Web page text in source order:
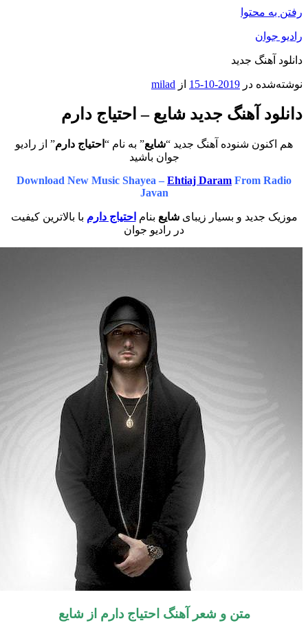
جدید
در 2019-10-15 ازmilad
آهنگ جدید شایع – احتیاج دارم
شنوده آهنگ جدید “شایع” به نام “احتیاج دارم” از رادیو
جوان باشید
Download New Music Shayea –Ehtiaj DaramFrom
و بسیار زیبایشایعبناماحتیاج دارمبا بالاترین کیفیت
در رادیو جوان
متن و شعر آهنگاحتیاج دارماز شایع